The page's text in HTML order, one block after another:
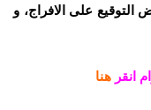
التوقيع على الافراج، و
انقر هنا